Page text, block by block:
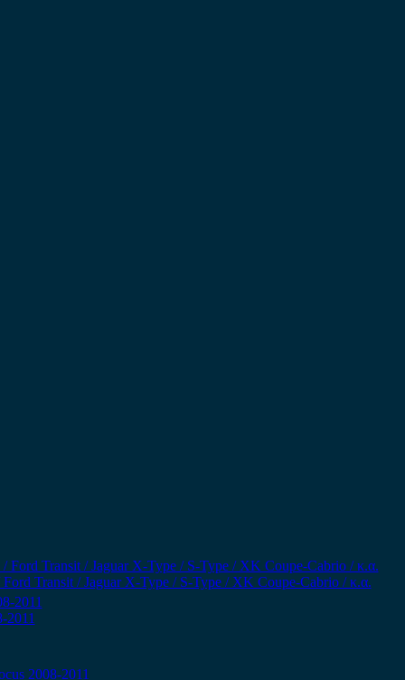
Transit / Jaguar X-Type / S-Type / XK Coupe-Cabrio / κ.α.
2011